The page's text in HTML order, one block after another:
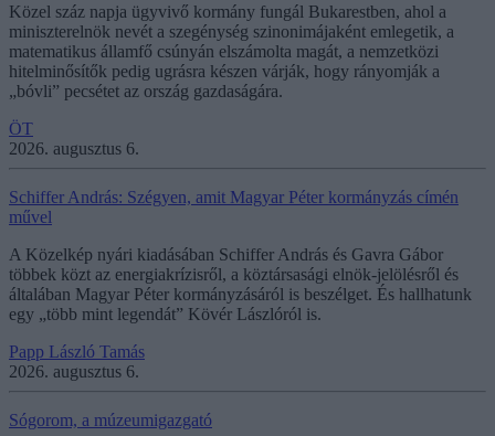
Közel száz napja ügyvivő kormány fungál Bukarestben, ahol a
miniszterelnök nevét a szegénység szinonimájaként emlegetik, a
matematikus államfő csúnyán elszámolta magát, a nemzetközi
hitelminősítők pedig ugrásra készen várják, hogy rányomják a
„bóvli” pecsétet az ország gazdaságára.
ÖT
2026. augusztus 6.
Schiffer András: Szégyen, amit Magyar Péter kormányzás címén
művel
A Közelkép nyári kiadásában Schiffer András és Gavra Gábor
többek közt az energiakrízisről, a köztársasági elnök-jelölésről és
általában Magyar Péter kormányzásáról is beszélget. És hallhatunk
egy „több mint legendát” Kövér Lászlóról is.
Papp László Tamás
2026. augusztus 6.
Sógorom, a múzeumigazgató